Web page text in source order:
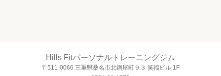
Hills Fitパーソナルトレーニングジム
〒511-0066 三重県桑名市北鍋屋町９３ 笑福ビル 1F